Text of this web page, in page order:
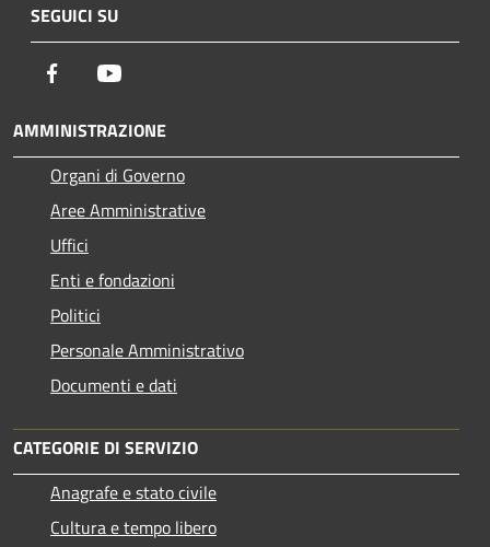
SEGUICI SU
Facebook
AMMINISTRAZIONE
Organi di Governo
Aree Amministrative
Uffici
Enti e fondazioni
Politici
Personale Amministrativo
Documenti e dati
CATEGORIE DI SERVIZIO
Anagrafe e stato civile
Cultura e tempo libero